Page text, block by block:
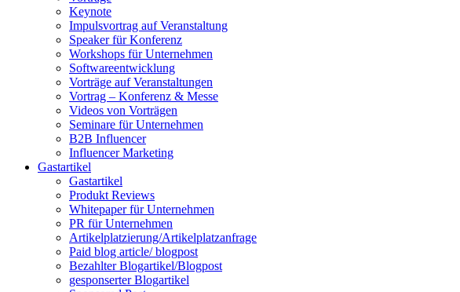
Keynote
Impulsvortrag auf Veranstaltung
Speaker für Konferenz
Workshops für Unternehmen
Softwareentwicklung
Vorträge auf Veranstaltungen
Vortrag – Konferenz & Messe
Videos von Vorträgen
Seminare für Unternehmen
B2B Influencer
Influencer Marketing
Gastartikel
Gastartikel
Produkt Reviews
Whitepaper für Unternehmen
PR für Unternehmen
Artikelplatzierung/Artikelplatzanfrage
Paid blog article/ blogpost
Bezahlter Blogartikel/Blogpost
gesponserter Blogartikel